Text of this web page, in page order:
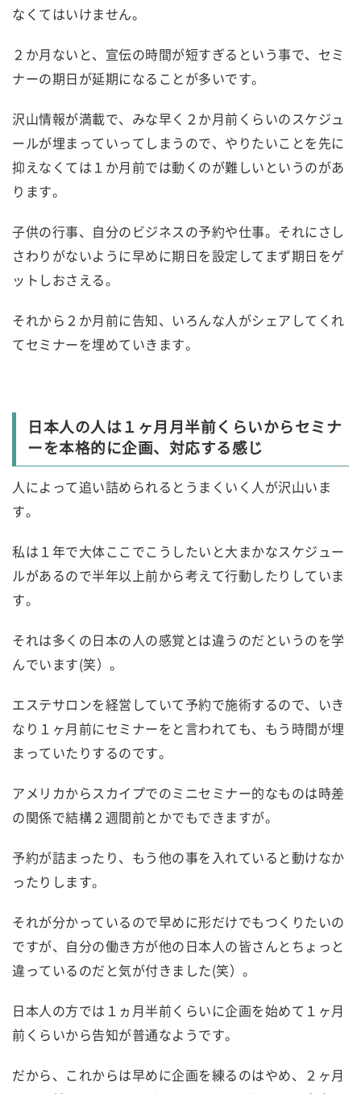
なくてはいけません。
２か月ないと、宣伝の時間が短すぎるという事で、セミ
ナーの期日が延期になることが多いです。
沢山情報が満載で、みな早く２か月前くらいのスケジュ
ールが埋まっていってしまうので、やりたいことを先に
抑えなくては１か月前では動くのが難しいというのがあ
ります。
子供の行事、自分のビジネスの予約や仕事。それにさし
さわりがないように早めに期日を設定してまず期日をゲ
ットしおさえる。
それから２か月前に告知、いろんな人がシェアしてくれ
てセミナーを埋めていきます。
日本人の人は１ヶ月月半前くらいからセミナ
ーを本格的に企画、対応する感じ
人によって追い詰められるとうまくいく人が沢山いま
す。
私は１年で大体ここでこうしたいと大まかなスケジュー
ルがあるので半年以上前から考えて行動したりしていま
す。
それは多くの日本の人の感覚とは違うのだというのを学
んでいます(笑）。
エステサロンを経営していて予約で施術するので、いき
なり１ヶ月前にセミナーをと言われても、もう時間が埋
まっていたりするのです。
アメリカからスカイプでのミニセミナー的なものは時差
の関係で結構２週間前とかでもできますが。
予約が詰まったり、もう他の事を入れていると動けなか
ったりします。
それが分かっているので早めに形だけでもつくりたいの
ですが、自分の働き方が他の日本人の皆さんとちょっと
違っているのだと気が付きました(笑）。
日本人の方では１ヵ月半前くらいに企画を始めて１ヶ月
前くらいから告知が普通なようです。
だから、これからは早めに企画を練るのはやめ、２ヶ月